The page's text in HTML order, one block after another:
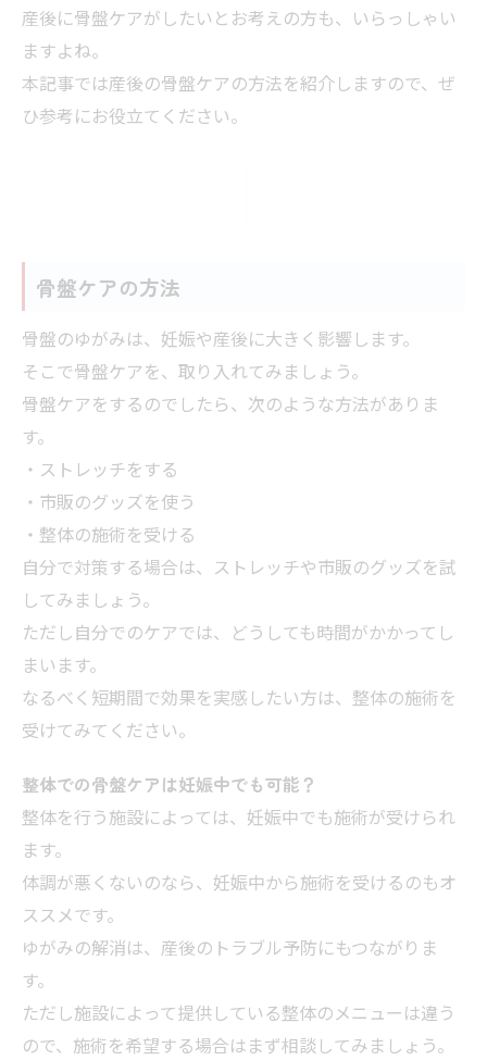
産後に骨盤ケアがしたいとお考えの方も、いらっしゃい
ますよね。
本記事では産後の骨盤ケアの方法を紹介しますので、ぜ
ひ参考にお役立てください。
骨盤ケアの方法
骨盤のゆがみは、妊娠や産後に大きく影響します。
そこで骨盤ケアを、取り入れてみましょう。
骨盤ケアをするのでしたら、次のような方法がありま
す。
・ストレッチをする
・市販のグッズを使う
・整体の施術を受ける
自分で対策する場合は、ストレッチや市販のグッズを試
してみましょう。
ただし自分でのケアでは、どうしても時間がかかってし
まいます。
なるべく短期間で効果を実感したい方は、整体の施術を
受けてみてください。
整体での骨盤ケアは妊娠中でも可能？
整体を行う施設によっては、妊娠中でも施術が受けられ
ます。
体調が悪くないのなら、妊娠中から施術を受けるのもオ
ススメです。
ゆがみの解消は、産後のトラブル予防にもつながりま
す。
ただし施設によって提供している整体のメニューは違う
ので、施術を希望する場合はまず相談してみましょう。